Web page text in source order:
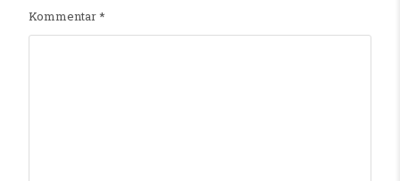
Kommentar*